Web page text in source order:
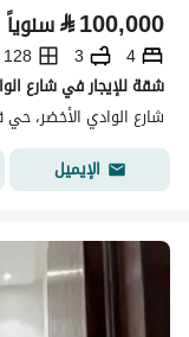
⃁100,000 سنوياً
4
3
128 م2
شارع الوادي الأخضر،
الإيميل